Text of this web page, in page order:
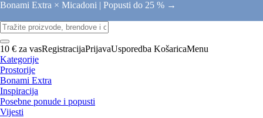
Bonami Extra × Micadoni | Popusti do 25 % →
10 € za vasRegistracijaPrijavaUsporedba KošaricaMenu
Kategorije
Prostorije
Bonami Extra
Inspiracija
Posebne ponude i popusti
Vijesti